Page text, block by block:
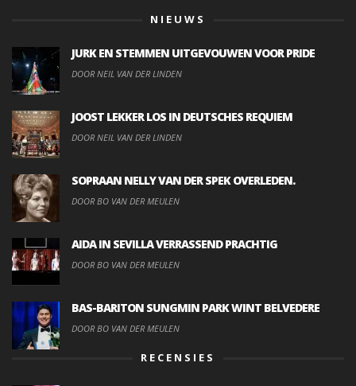
NIEUWS
JURK EN STEMMEN UITGEVOUWEN VOOR PRIDE
DOOR NEIL VAN DER LINDEN
JOOST LEKKER LOS IN DEUTSCHES REQUIEM
DOOR NEIL VAN DER LINDEN
SOPRAAN NELLY VAN DER SPEK OVERLEDEN.
DOOR BO VAN DER MEULEN
AIDA IN SEVILLA VERRASSEND PRACHTIG
DOOR BO VAN DER MEULEN
BAS-BARITON SUNGMIN PARK WINT BELVEDERE
DOOR BO VAN DER MEULEN
RECENSIES